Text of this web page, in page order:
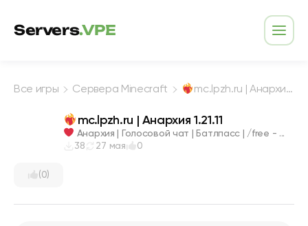
Servers.VPE
Все игры Сервера Minecraft mc.lpzh.ru | Анархия 1.21.11
(0)
mc.lpzh.ru | Анархия 1.21.11
‍ Анархия | Голосовой чат | Батлпасс | /free - ...
38
27 мая 0